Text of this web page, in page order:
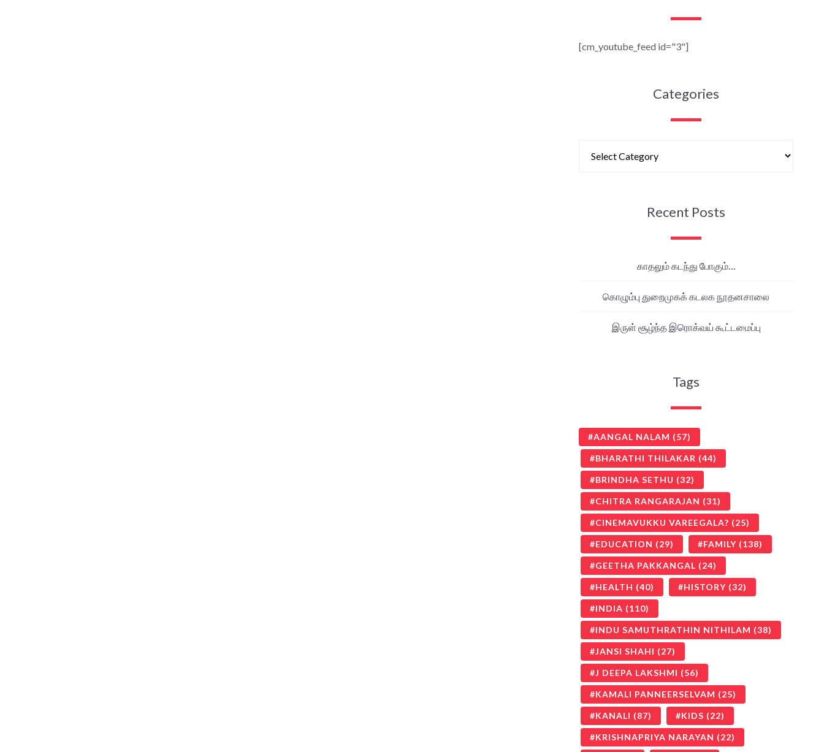
[cm_youtube_feed id="3"]
Categories
Recent Posts
காதலும் கடந்து போகும்…
கொழும்பு துறைமுகக் கடலக நூதனசாலை
இருள் சூழ்ந்த இரொக்வய் கூட்டமைப்பு
Tags
AANGAL NALAM (57)
BHARATHI THILAKAR (44)
BRINDHA SETHU (32)
CHITRA RANGARAJAN (31)
CINEMAVUKKU VAREEGALA? (25)
EDUCATION (29) FAMILY (138)
GEETHA PAKKANGAL (24)
HEALTH (40) HISTORY (32)
INDIA (110)
INDU SAMUTHRATHIN NITHILAM (38)
JANSI SHAHI (27)
J DEEPA LAKSHMI (56)
KAMALI PANNEERSELVAM (25)
KANALI (87) KIDS (22)
KRISHNAPRIYA NARAYAN (22)